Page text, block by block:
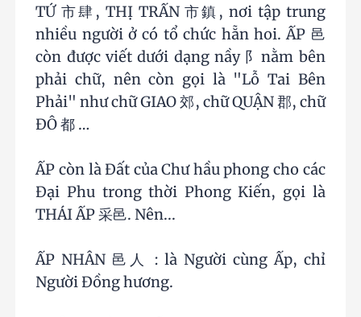
TỨ 市肆, THỊ TRẤN 市鎮, nơi tập trung
nhiều người ở có tổ chức hẵn hoi. ẤP 邑
còn được viết dưới dạng nầy 阝nằm bên
phải chữ, nên còn gọi là "Lỗ Tai Bên
Phải" như chữ GIAO 郊, chữ QUẬN 郡, chữ
ĐÔ 都 …
ẤP còn là Đất của Chư hầu phong cho các
Đại Phu trong thời Phong Kiến, gọi là
THÁI ẤP 采邑. Nên...
ẤP NHÂN 邑人 : là Người cùng Ấp, chỉ
Người Đồng hương.